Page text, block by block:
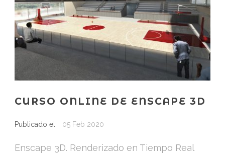
CURSO ONLINE DE ENSCAPE 3D
Publicado el 05 Feb 2020
Enscape 3D. Renderizado en Tiempo Real